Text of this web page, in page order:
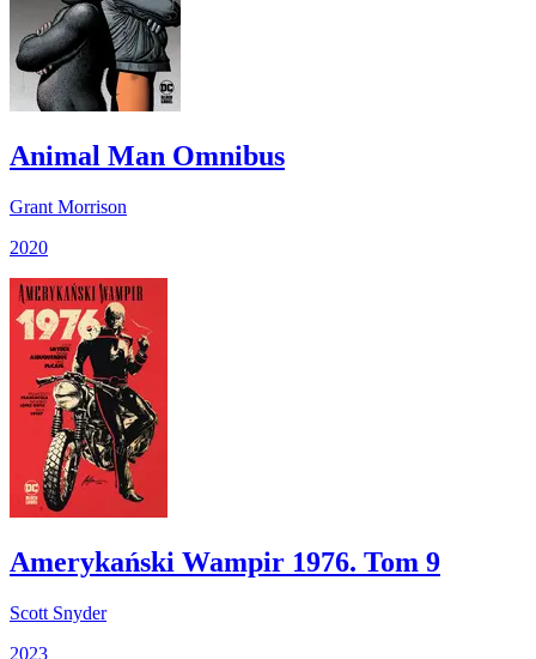
Animal Man Omnibus
Grant Morrison
2020
Amerykański Wampir 1976. Tom 9
Scott Snyder
2023